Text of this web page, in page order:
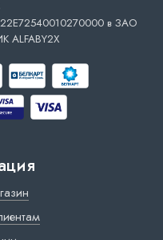
в ЗАО
ALFABY2X